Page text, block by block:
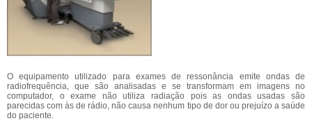
O equipamento utilizado para exames de ressonância emite ondas de
radiofrequência, que são analisadas e se transformam em imagens no
computador, o exame não utiliza radiação pois as ondas usadas são
parecidas com às de rádio, não causa nenhum tipo de dor ou prejuízo a saúde
do paciente.